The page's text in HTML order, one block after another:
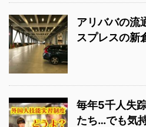
アリババの
スプレスの新
毎年5千人失
たち…でも気